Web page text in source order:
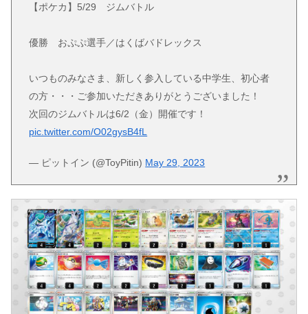
【ポケカ】5/29 ジムバトル
優勝 おぷぷ選手／はくばバドレックス
いつものみなさま、新しく参入している中学生、初心者
の方・・・ご参加いただきありがとうございました！
次回のジムバトルは6/2（金）開催です！
pic.twitter.com/O02gysB4fL
— ピットイン (@ToyPitin) May 29, 2023